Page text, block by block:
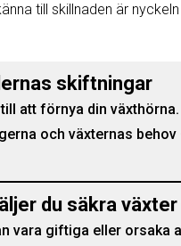
till skillnaden är
skiftningar
att förnya din
och växternas
du säkra
vara giftiga eller orsaka